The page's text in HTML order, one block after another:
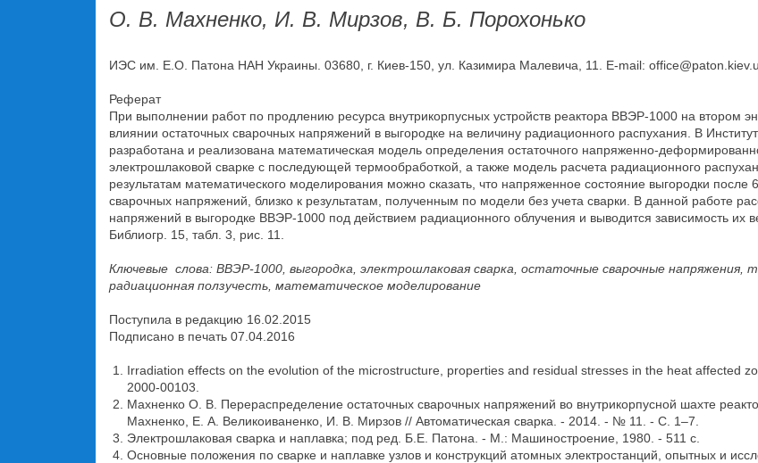
О. В. Махненко, И. В. Мирзов, В. Б. Порохонько
ИЭС им. Е.О. Патона НАН Украины. 03680, г. Киев-150, ул. Казимира Малевича, 11. E-mail:
Реферат
При выполнении работ по продлению ресурса внутрикорпусных устройств реактора ВВЭР-1000 на втором
влиянии остаточных сварочных напряжений в выгородке на величину радиационного распухания. В
разработана и реализована математическая модель определения остаточного напряженно-
электрошлаковой сварке с последующей термообработкой, а также модель расчета радиационного
результатам математического моделирования можно сказать, что напряженное состояние выгородки после
сварочных напряжений, близко к результатам, полученным по модели без учета сварки. В данной работе
напряжений в выгородке ВВЭР-1000 под действием радиационного облучения и выводится зависимость их
Библиогр. 15, табл. 3, рис. 11.
Ключевые слова: ВВЭР-1000, выгородка, электрошлаковая сварка, остаточные сварочные напряжения,
радиационная ползучесть, математическое моделирование
Поступила в редакцию 16.02.2015
Подписано в печать 07.04.2016
Irradiation effects on the evolution of the microstructure, properties and residual stresses in the heat affected
2000-00103.
Махненко О. В. Перераспределение остаточных сварочных напряжений во внутрикорпусной шахте
Махненко, Е. А. Великоиваненко, И. В. Мирзов // Автоматическая сварка. - 2014. - № 11. - С. 1–7.
Электрошлаковая сварка и наплавка; под ред. Б.Е. Патона. - М.: Машиностроение, 1980. - 511 с.
Основные положения по сварке и наплавке узлов и конструкций атомных электростанций, опытных и